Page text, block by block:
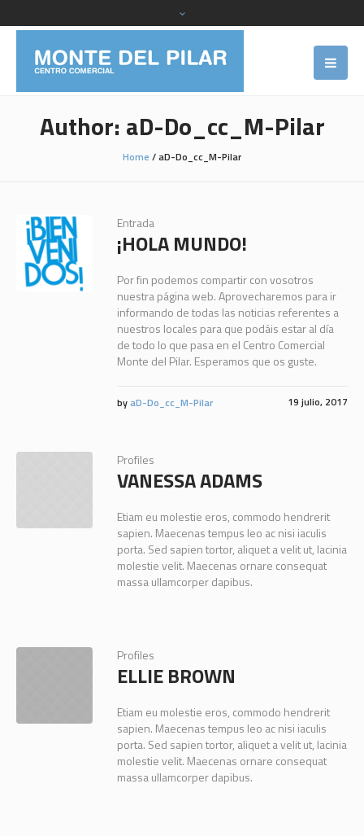
Author: aD-Do_cc_M-Pilar
Home /aD-Do_cc_M-Pilar
Entrada
¡HOLA MUNDO!
Por fin podemos compartir con vosotros
nuestra página web. Aprovecharemos para ir
informando de todas las noticias referentes a
nuestros locales para que podáis estar al día
de todo lo que pasa en el Centro Comercial
Monte del Pilar. Esperamos que os guste.
19 julio, 2017
byaD-Do_cc_M-Pilar
Profiles
VANESSA ADAMS
Etiam eu molestie eros, commodo hendrerit
sapien. Maecenas tempus leo ac nisi iaculis
porta. Sed sapien tortor, aliquet a velit ut, lacinia
molestie velit. Maecenas ornare consequat
massa ullamcorper dapibus.
Profiles
ELLIE BROWN
Etiam eu molestie eros, commodo hendrerit
sapien. Maecenas tempus leo ac nisi iaculis
porta. Sed sapien tortor, aliquet a velit ut, lacinia
molestie velit. Maecenas ornare consequat
massa ullamcorper dapibus.